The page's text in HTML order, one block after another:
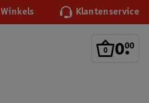
Winkels Klantenservice
0.
00